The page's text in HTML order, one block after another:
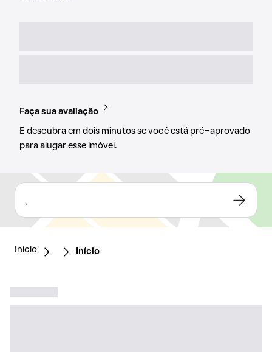
Faça sua avaliação
E descubra em dois minutos se você está pré-aprovado
para alugar esse imóvel.
,
Início Início